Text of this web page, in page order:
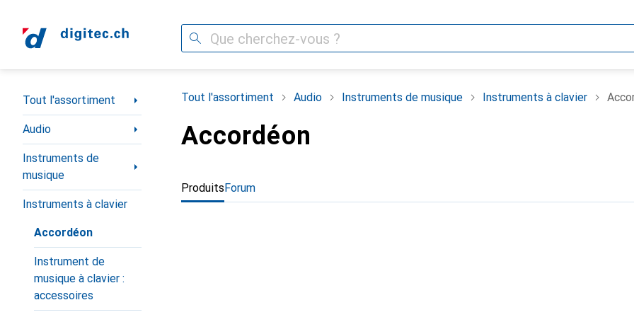
Recherche
Navigation par catégorie
Tout l'assortiment
Audio
Instruments de
musique
Instruments à clavier
Accordéon
Instrument de
musique à clavier :
accessoires
Tout l'assortiment Audio Instruments de musique Instruments à clavier
Accordéon
ProduitsForum